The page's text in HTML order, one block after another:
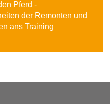
Pferd -
der Remonten und
ans Training